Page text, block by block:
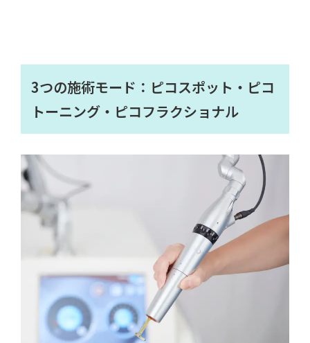
3つの施術モード：ピコスポット・ピコ
トーニング・ピコフラクショナル